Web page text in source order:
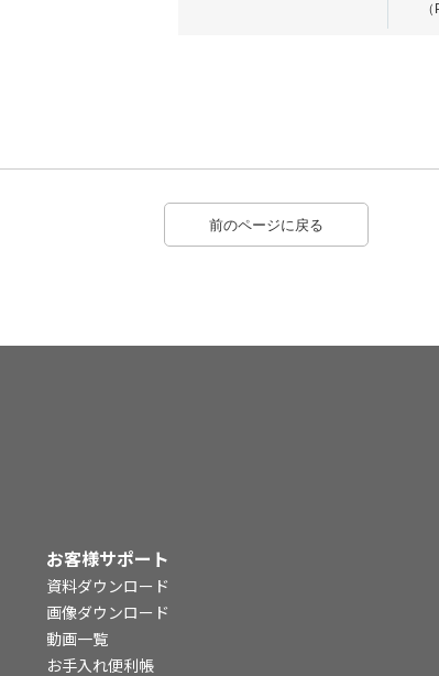
前のページに戻る
お客様サポート
資料ダウンロード
画像ダウンロード
動画一覧
お手入れ便利帳